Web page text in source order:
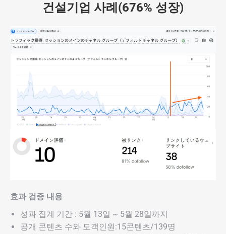
건설기업 사례(676% 성장)
효과 검증 내용
성과 집계 기간 : 5월 13일 ~ 5월 28일까지
공개 콘텐츠 수와 모객인원:15콘텐츠/139명